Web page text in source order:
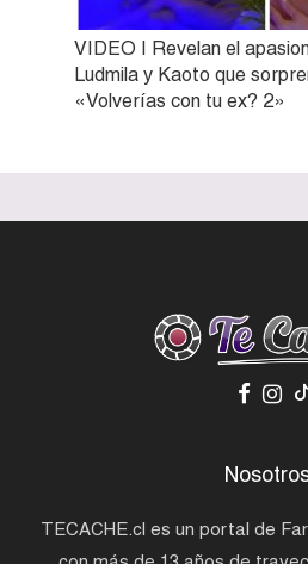
VIDEO | Revelan el
Ludmila y Kaoto que
«Volverías con tu ex? 2»
TECACHE.cl es un portal de